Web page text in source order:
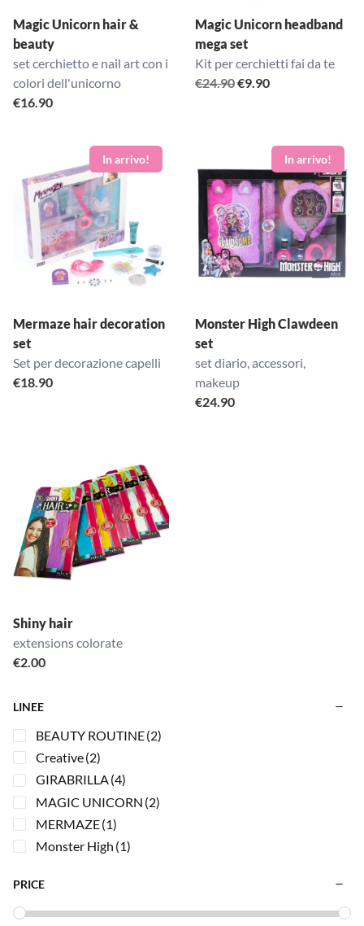
Magic Unicorn hair &
beauty
set cerchietto e nail art con i
colori dell'unicorno
€16.90
Magic Unicorn headband
mega set
Kit per cerchietti fai da te
€24.90Il
€9.90Il
€9.90.
Mermaze hair decoration
set
Set per decorazione capelli
€18.90
Monster High Clawdeen
set
set diario, accessori,
makeup
€24.90
Shiny hair
extensions colorate
€2.00
LINEE
BEAUTY ROUTINE(2)
Creative(2)
GIRABRILLA(4)
MAGIC UNICORN (2)
MERMAZE(1)
Monster High (1)
PRICE